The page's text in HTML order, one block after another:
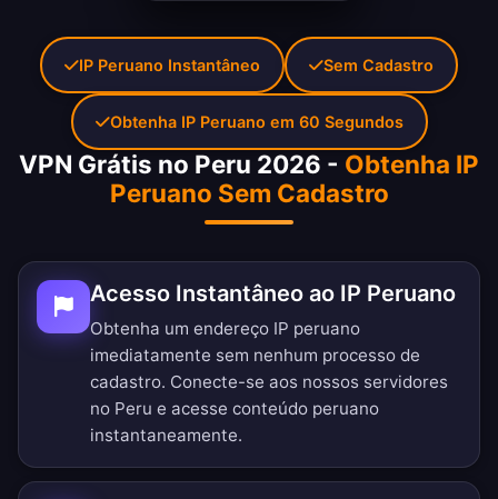
VPN Grátis no Peru 2026 - Obtenha IP
Peruano Sem Cadastro
Acesso Instantâneo ao IP Peruano
Obtenha um endereço IP peruano
imediatamente sem nenhum processo de
cadastro. Conecte-se aos nossos servidores
no Peru e acesse conteúdo peruano
instantaneamente.
IP Peruano Instantâneo Sem Cadastro
Obtenha IP Peruano em 60 Segundos